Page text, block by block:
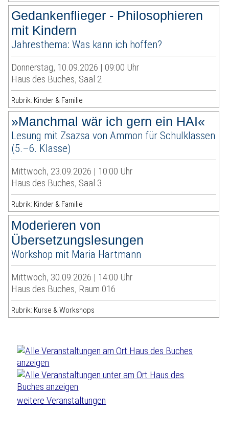
Gedankenflieger - Philosophieren
mit Kindern
Jahresthema: Was kann ich hoffen?
Donnerstag, 10.09.2026 | 09:00 Uhr
Haus des Buches, Saal 2
Rubrik: Kinder & Familie
»Manchmal wär ich gern ein HAI«
Lesung mit Zsazsa von Ammon für Schulklassen
(5.–6. Klasse)
Mittwoch, 23.09.2026 | 10:00 Uhr
Haus des Buches, Saal 3
Rubrik: Kinder & Familie
Moderieren von
Übersetzungslesungen
Workshop mit Maria Hartmann
Mittwoch, 30.09.2026 | 14:00 Uhr
Haus des Buches, Raum 016
Rubrik: Kurse & Workshops
weitere Veranstaltungen